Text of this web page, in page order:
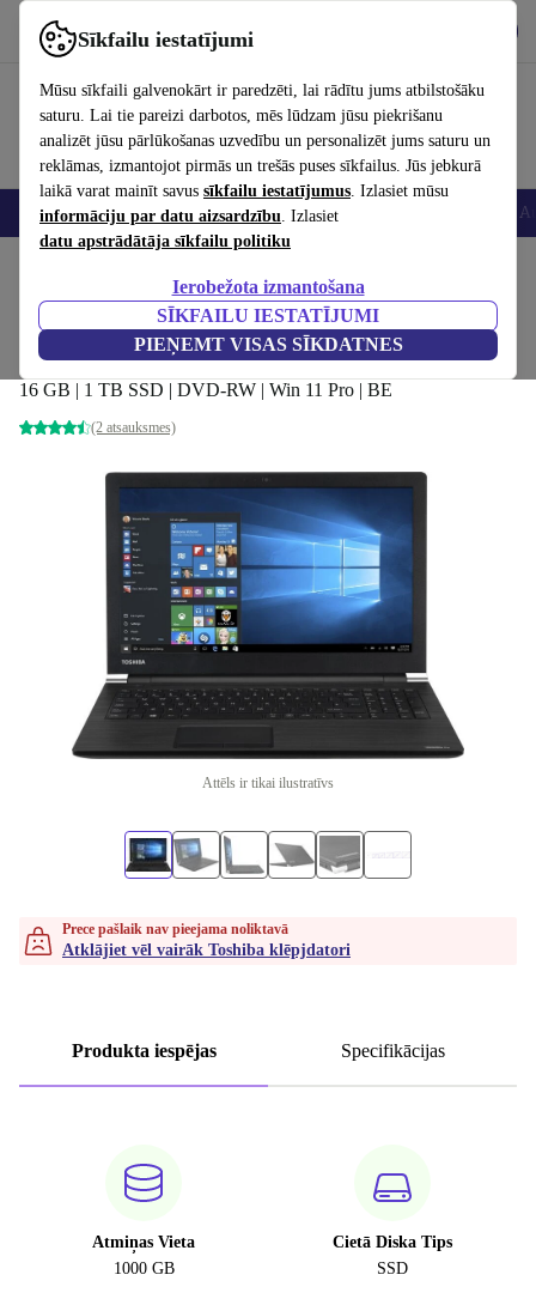
Sīkfailu iestatījumi
Mūsu sīkfaili galvenokārt ir paredzēti, lai rādītu jums atbilstošāku
saturu. Lai tie pareizi darbotos, mēs lūdzam jūsu piekrišanu
analizēt jūsu pārlūkošanas uzvedību un personalizēt jums saturu un
reklāmas, izmantojot pirmās un trešās puses sīkfailus. Jūs jebkurā
laikā varat mainīt savus sīkfailu iestatījumus. Izlasiet mūsu
informāciju par datu aizsardzību. Izlasiet
datu apstrādātāja sīkfailu politiku
Ierobežota izmantošana
SĪKFAILU IESTATĪJUMI
PIEŅEMT VISAS SĪKDATNES
Izmantojiet refurbed ātri un viegli
Viedtālruņi Portatīvie datori Planšetes Viedpulksteņi
Toshiba Dynabook Satellite Pro A50-E |
i5-8350U | 15.6"
16 GB | 1 TB SSD | DVD-RW | Win 11 Pro | BE
(2 atsauksmes)
Attēls ir tikai ilustratīvs
Prece pašlaik nav pieejama noliktavā
Atklājiet vēl vairāk Toshiba klēpjdatori
Produkta iespējas Specifikācijas
Atmiņas Vieta
1000 GB
Cietā Diska Tips
SSD